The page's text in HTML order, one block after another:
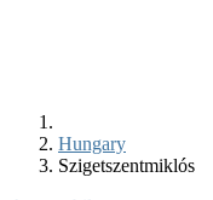
Hungary
Szigetszentmiklós